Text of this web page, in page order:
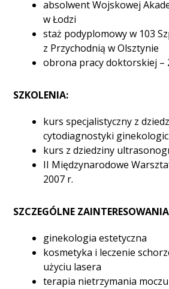
absolwent Wojskowej
w Łodzi
staż podyplomowy w 103
z Przychodnią w Olsztynie
obrona pracy doktorskiej –
SZKOLENIA:
kurs specjalistyczny z
cytodiagnostyki
kurs z dziedziny
II Międzynarodowe
2007 r.
SZCZEGÓLNE
ginekologia estetyczna
kosmetyka i leczenie
użyciu lasera
terapia nietrzymania moczu